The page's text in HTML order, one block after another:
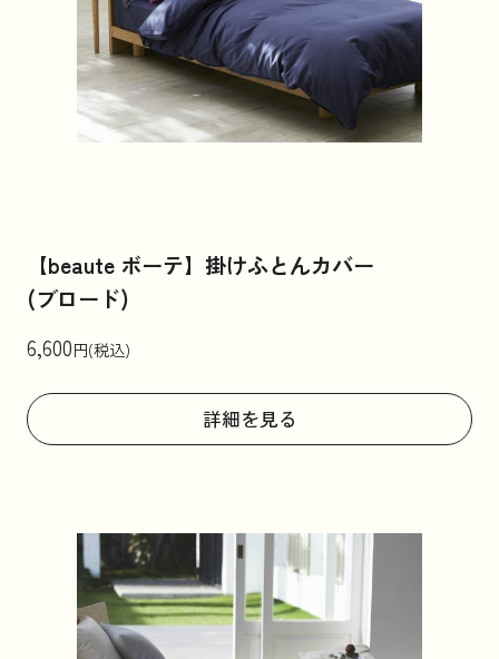
【beaute ボーテ】掛けふとんカバー
(ブロード)
6,600円(税込)
詳細を見る